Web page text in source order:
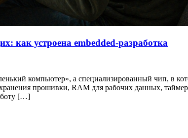
как устроена embedded-разработка
компьютер», а специализированный чип, в
хранения прошивки, RAM для рабочих данных,
[…]